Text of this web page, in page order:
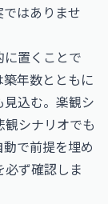
はありませ
置くことで
年数とともに
込む。楽観シ
シナリオでも
で前提を埋め
ず確認しま